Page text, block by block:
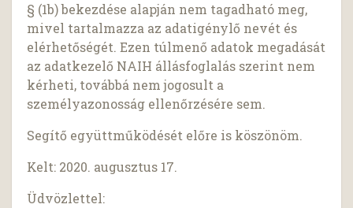
§ (1b) bekezdése alapján nem tagadható meg,
mivel tartalmazza az adatigénylő nevét és
elérhetőségét. Ezen túlmenő adatok megadását
az adatkezelő NAIH állásfoglalás szerint nem
kérheti, továbbá nem jogosult a
személyazonosság ellenőrzésére sem.
Segítő együttműködését előre is köszönöm.
Kelt: 2020. augusztus 17.
Üdvözlettel: